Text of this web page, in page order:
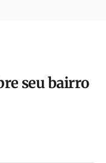
seu bairro